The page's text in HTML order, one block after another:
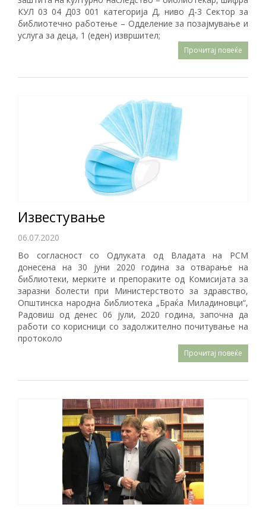
КУЛ 03 04 Д03 001 категорија Д, ниво Д-3 Сектор за
библиотечно работење – Одделение за позајмување и
услуга за деца, 1 (еден) извршител;
Прочитај повеќе
Известување
06.07.2020
Во согласност со Одлуката од Владата на РСМ
донесена на 30 јуни 2020 година за отварање на
библиотеки, мерките и препораките од Комисијата за
заразни болести при Министерството за здравство,
Општинска народна библиотека „Браќа Миладиновци“,
Радовиш од денес 06 јули, 2020 година, започна да
работи со корисници со задолжително почитување на
протоколо
Прочитај повеќе